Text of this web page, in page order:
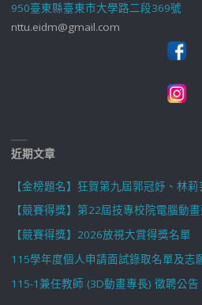
950臺東縣臺東市大學路二段369號
nttu.eidm@gmail.com
近期文章
【金榜題名】狂賀第九屆郭冠妤、林
【競賽得獎】第22屆技專校院電腦動
【競賽得獎】2026放視大賞得獎名單
115學年度個人申請面試錄取名單及志
115-1兼任教師 (3D動畫專長) 徵聘公告